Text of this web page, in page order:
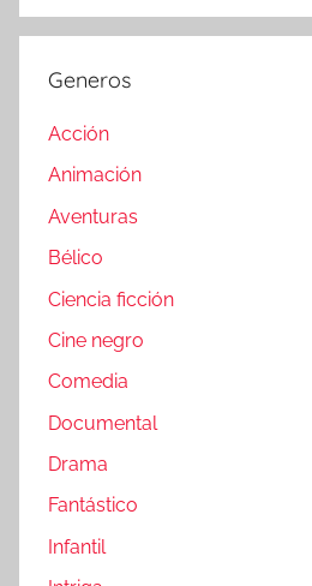
Generos
Acción
Animación
Aventuras
Bélico
Ciencia ficción
Cine negro
Comedia
Documental
Drama
Fantástico
Infantil